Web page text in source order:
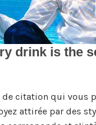
de citation qui vous
attirée par des